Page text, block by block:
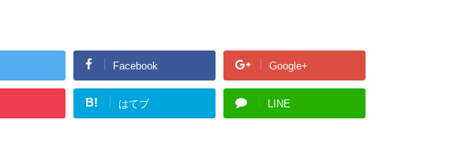
Facebook Google+
B! はてブ LINE